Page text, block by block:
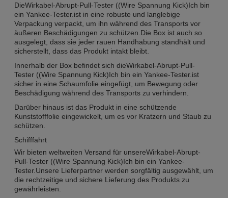
DieWirkabel-Abrupt-Pull-Tester ((Wire Spannung Kick)Ich bin
ein Yankee-Tester. ist in eine robuste und langlebige
Verpackung verpackt, um ihn während des Transports vor
äußeren Beschädigungen zu schützen.Die Box ist auch so
ausgelegt, dass sie jeder rauen Handhabung standhält und
sicherstellt, dass das Produkt intakt bleibt.
Innerhalb der Box befindet sich dieWirkabel-Abrupt-Pull-
Tester ((Wire Spannung Kick)Ich bin ein Yankee-Tester. ist
sicher in eine Schaumfolie eingefügt, um Bewegung oder
Beschädigung während des Transports zu verhindern.
Darüber hinaus ist das Produkt in eine schützende
Kunststofffolie eingewickelt, um es vor Kratzern und Staub zu
schützen.
Schifffahrt
Wir bieten weltweiten Versand für unsereWirkabel-Abrupt-
Pull-Tester ((Wire Spannung Kick)Ich bin ein Yankee-
Tester. Unsere Lieferpartner werden sorgfältig ausgewählt, um
die rechtzeitige und sichere Lieferung des Produkts zu
gewährleisten.